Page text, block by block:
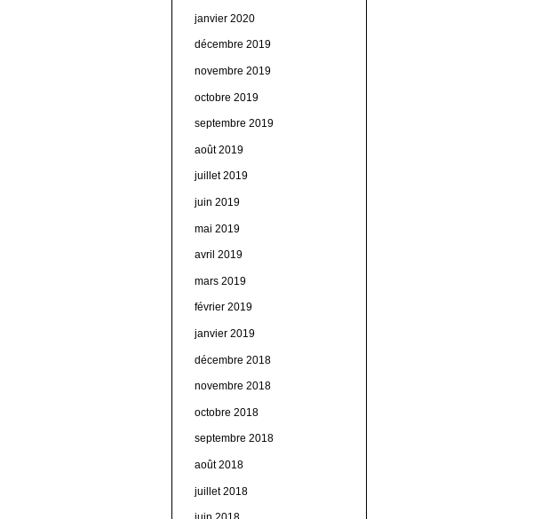
janvier 2020
décembre 2019
novembre 2019
octobre 2019
septembre 2019
août 2019
juillet 2019
juin 2019
mai 2019
avril 2019
mars 2019
février 2019
janvier 2019
décembre 2018
novembre 2018
octobre 2018
septembre 2018
août 2018
juillet 2018